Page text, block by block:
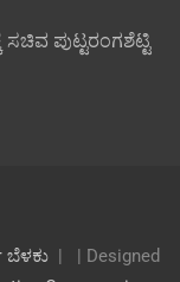
ಸಚಿವ ಪುಟ್ಟರಂಗಶೆಟ್ಟಿ
ಬೆಳಕು
| Designed